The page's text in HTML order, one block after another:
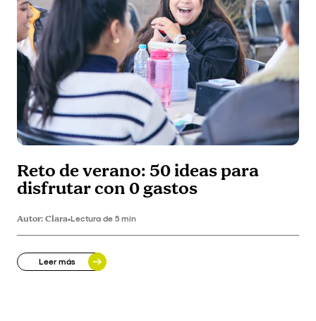
Reto de verano: 50 ideas para
disfrutar con 0 gastos
Autor:Clara•Lectura de 5 min
Leer más